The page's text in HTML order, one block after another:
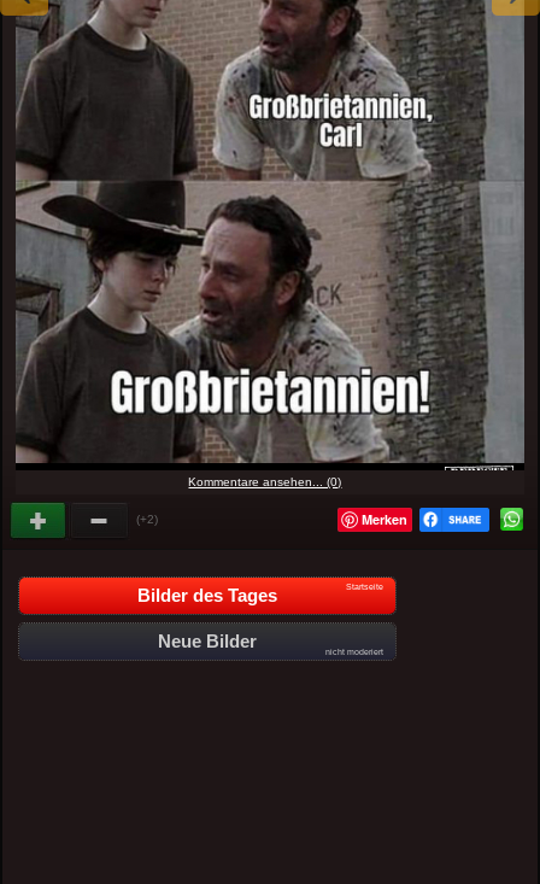
Kommentare ansehen... (0)
(+2) Merken
Bilder des Tages Startseite
Neue Bilder
nicht moderiert